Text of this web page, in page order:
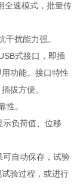
速模式，批量传
扰能力强。
式接口，即插
功能。接口特性
拔方便。
。
负荷值、位移
自动保存，试验
验过程，或进行